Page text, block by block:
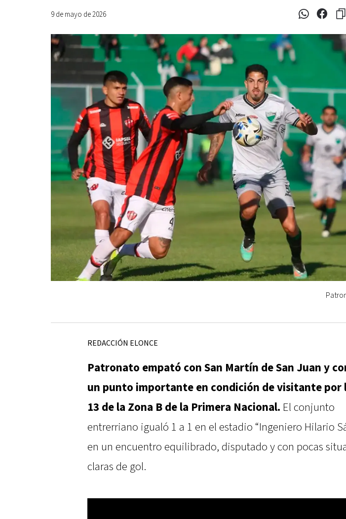
9 de mayo de 2026
REDACCIÓN ELONCE
Patronato empató con San Martín de San Juan y
un punto importante en condición de visitante por
13 de la Zona B de la Primera Nacional. El conjunto
entrerriano igualó 1 a 1 en el estadio “Ingeniero Hilario
en un encuentro equilibrado, disputado y con pocas
claras de gol.